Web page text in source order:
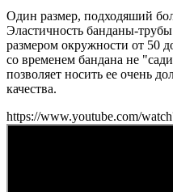
Один размер, подходяший
Эластичность банданы-трубы
размером окружности от 50
со временем бандана не
позволяет носить ее очень
качества.
https://www.youtube.com/